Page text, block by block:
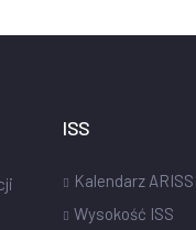
ISS
Kalendarz ARISS
Wysokość ISS